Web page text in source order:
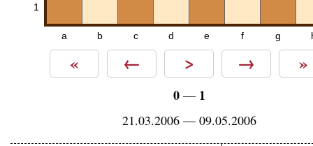
1
a b c d e f g
« ← > → »
0— 1
21.03.2006 — 09.05.2006